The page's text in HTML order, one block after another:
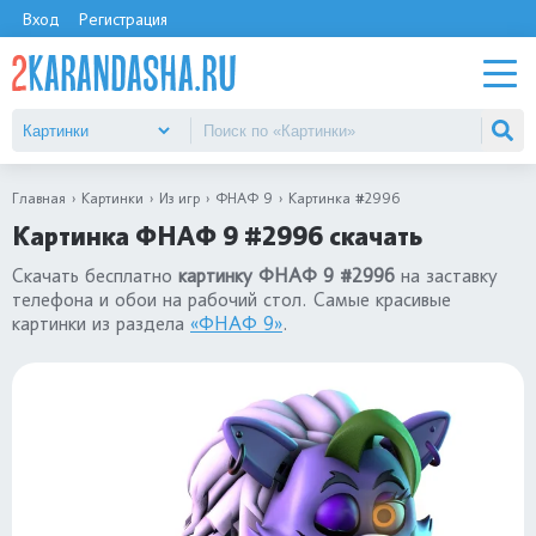
Вход Регистрация
Главная Картинки Из игр ФНАФ 9 Картинка #2996
Картинка ФНАФ 9 #2996 скачать
Скачать бесплатно картинку ФНАФ 9 #2996 на заставку
телефона и обои на рабочий стол. Самые красивые
картинки из раздела «ФНАФ 9».